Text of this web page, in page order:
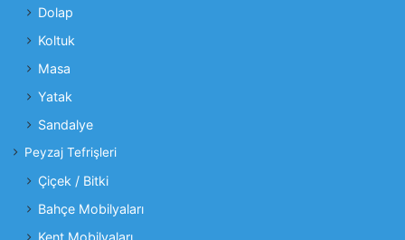
Dolap
Koltuk
Masa
Yatak
Sandalye
Peyzaj Tefrişleri
Çiçek / Bitki
Bahçe Mobilyaları
Kent Mobilyaları